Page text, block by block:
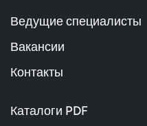
Ведущие специалисты
Вакансии
Контакты
Каталоги PDF